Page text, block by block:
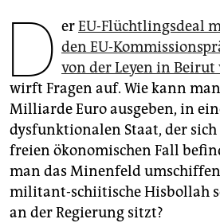
genossenschaft
epaper login
D erEU-Flüchtlingsdeal
den EU-
von der Leyen in
wirft Fragen auf. Wie kann
Milliarde Euro ausgeben, in
dysfunktionalen Staat, der
freien ökonomischen Fall
man das Minenfeld
militant-schiitische Hisbollah
an der Regierung sitzt?